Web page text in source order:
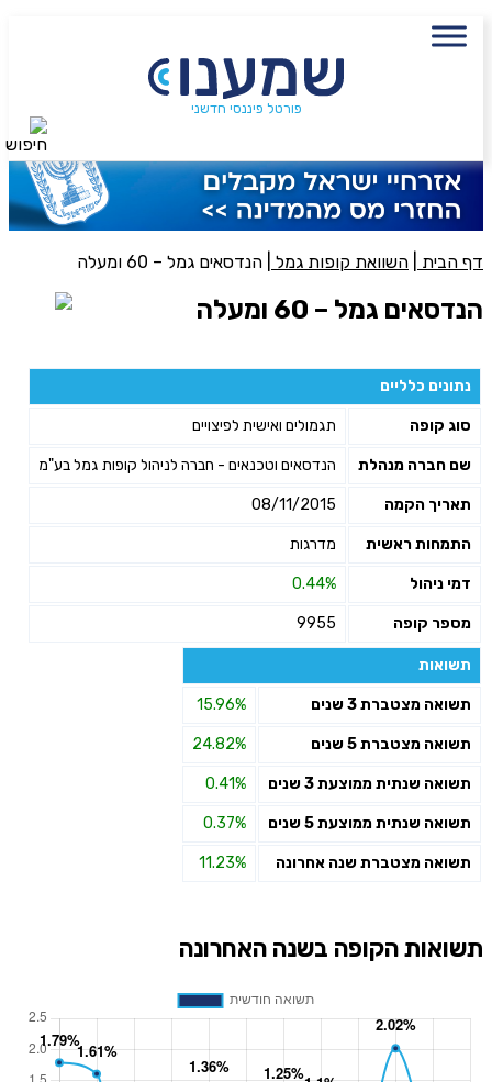
פורטל פיננסי חדשני
דף הבית השוואת קופות גמל הנדסאים גמל – 60 ומעלה
הנדסאים גמל – 60 ומעלה
נתונים כלליים
סוג קופה תגמולים ואישית לפיצויים
שם חברה מנהלת הנדסאים וטכנאים - חברה לניהול קופות גמל בע"מ
תאריך הקמה 08/11/2015
התמחות ראשית מדרגות
דמי ניהול 0.44%
מספר קופה 9955
תשואות
תשואה מצטברת 3 שנים 15.96%
תשואה מצטברת 5 שנים 24.82%
תשואה שנתית ממוצעת 3 שנים 0.41%
תשואה שנתית ממוצעת 5 שנים 0.37%
תשואה מצטברת שנה אחרונה 11.23%
תשואות הקופה בשנה האחרונה
שם מלא
פעולה נדרשת
סכום חיסכון בקרן
אני מאשר את תנאיי השימוש והפרטיות של האתר
מאשר כי פרטיי ישמשו לקבלת פניות והצעות שיווקיות למוצרים
פנסיוניים\ביטוח באמצעות טלפון, מייל או SMS מאיתנו או צד שלישי
חיפוש